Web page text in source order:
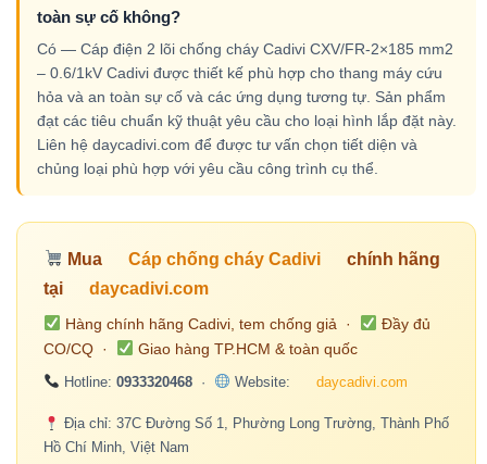
toàn sự cố không?
Có — Cáp điện 2 lõi chống cháy Cadivi CXV/FR-2×185 mm2
– 0.6/1kV Cadivi được thiết kế phù hợp cho thang máy cứu
hỏa và an toàn sự cố và các ứng dụng tương tự. Sản phẩm
đạt các tiêu chuẩn kỹ thuật yêu cầu cho loại hình lắp đặt này.
Liên hệ daycadivi.com để được tư vấn chọn tiết diện và
chủng loại phù hợp với yêu cầu công trình cụ thể.
Mua Cáp chống cháy Cadivi
chính hãng
tại
daycadivi.com
Hàng chính hãng Cadivi, tem chống giả ·
Đầy đủ
CO/CQ ·
Giao hàng TP.HCM & toàn quốc
Hotline: 0933320468· Website: daycadivi.com
Địa chỉ: 37C Đường Số 1, Phường Long Trường, Thành Phố
Hồ Chí Minh, Việt Nam